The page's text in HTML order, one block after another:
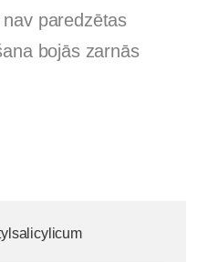
paredzētas
bojās zarnās